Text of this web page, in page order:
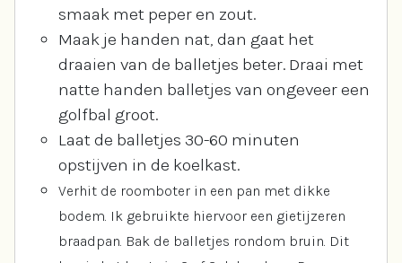
smaak met peper en zout.
Maak je handen nat, dan gaat het
draaien van de balletjes beter. Draai met
natte handen balletjes van ongeveer een
golfbal groot.
Laat de balletjes 30-60 minuten
opstijven in de koelkast.
Verhit de roomboter in een pan met dikke
bodem. Ik gebruikte hiervoor een gietijzeren
braadpan. Bak de balletjes rondom bruin. Dit